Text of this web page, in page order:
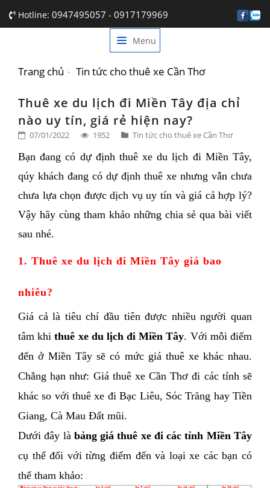
Hotline: 0947495057 - 0917179969
Menu
GIỚI THIỆU
DỊCH VỤ
BẢNG GIÁ
LIÊN HỆ
Trang chủ Tin tức cho thuê xe Cần Thơ
Thuê xe du lịch đi Miền Tây địa chỉ
nào uy tín, giá rẻ hiện nay?
07/01/2022 1952 Tin tức cho thuê xe Cần Thơ
chưa lựa chọn được dịch vụ uy tín và giá cả hợp lý?
Vậy hãy cùng tham khảo những chia sẻ qua bài viết
sau nhé.
1. Thuê xe du lịch đi Miền Tây giá bao
nhiêu?
Giá cả là tiêu chí đầu tiên được nhiều người quan
tâm khi thuê xe du lịch đi Miền Tây. Với mỗi điểm
đến ở Miền Tây sẽ có mức giá thuê xe khác nhau.
Chẳng hạn như: Giá thuê xe Cần Thơ đi các tỉnh sẽ
khác so với thuê xe đi Bạc Liêu, Sóc Trăng hay Tiền
Giang, Cà Mau Đất mũi.
Dưới đây là bảng giá thuê xe đi các tỉnh Miền Tây
cụ thể đối với từng điểm đến và loại xe các bạn có
thể tham khảo: